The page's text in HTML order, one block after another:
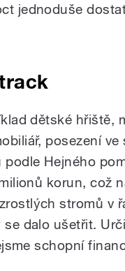
jednoduše
dětské hřiště,
posezení
Hejného
korun, což
stromů v
dalo ušetřit.
schopní